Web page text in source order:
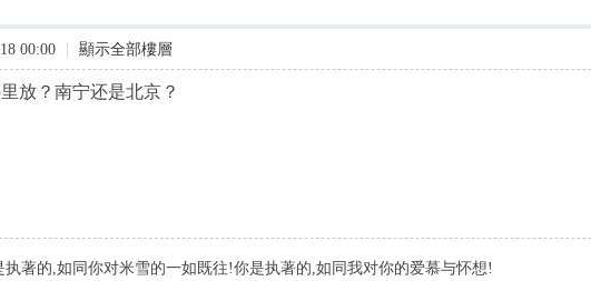
00:00 顯示全部樓層
放？南宁还是北京？
执著的,如同你对米雪的一如既往!你是执著的,如同我对你的爱慕与怀想!